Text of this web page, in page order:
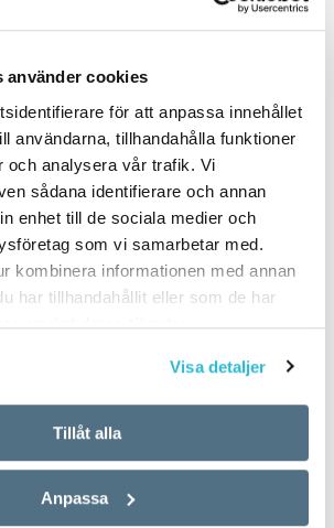
använder cookies
för att anpassa innehållet
användarna, tillhandahålla funktioner
och analysera vår trafik. Vi
sådana identifierare och annan
enhet till de sociala medier och
som vi samarbetar med.
kombinera informationen med annan
har tillhandahållit eller som de har
använt deras tjänster.
Visa detaljer
Tillåt alla
Anpassa
06-13